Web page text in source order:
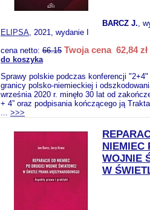
BARCZ J.,
ELIPSA, 2021, wydanie I
cena netto: 66.15 Twoja cena 62,84 zł
do koszyka
Sprawy polskie podczas konferencji
granicy polsko-niemieckiej i
września 2020 r. minęło 30 lat od
+ 4” oraz podpisania kończącego ją
... >>>
NIEMIEC
WOJNIE
W